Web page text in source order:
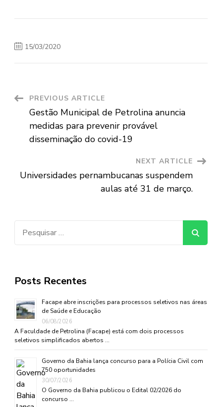
15/03/2020
Post
Navigation
PREVIOUS ARTICLE
Gestão Municipal de Petrolina anuncia
medidas para prevenir provável
disseminação do covid-19
NEXT ARTICLE
Universidades pernambucanas suspendem
aulas até 31 de março.
Posts Recentes
Facape abre inscrições para processos seletivos nas áreas
de Saúde e Educação
06/08/2026
A Faculdade de Petrolina (Facape) está com dois processos
seletivos simplificados abertos …
Governo da Bahia lança concurso para a Polícia Civil com
750 oportunidades
30/07/2026
O Governo da Bahia publicou o Edital 02/2026 do
concurso …